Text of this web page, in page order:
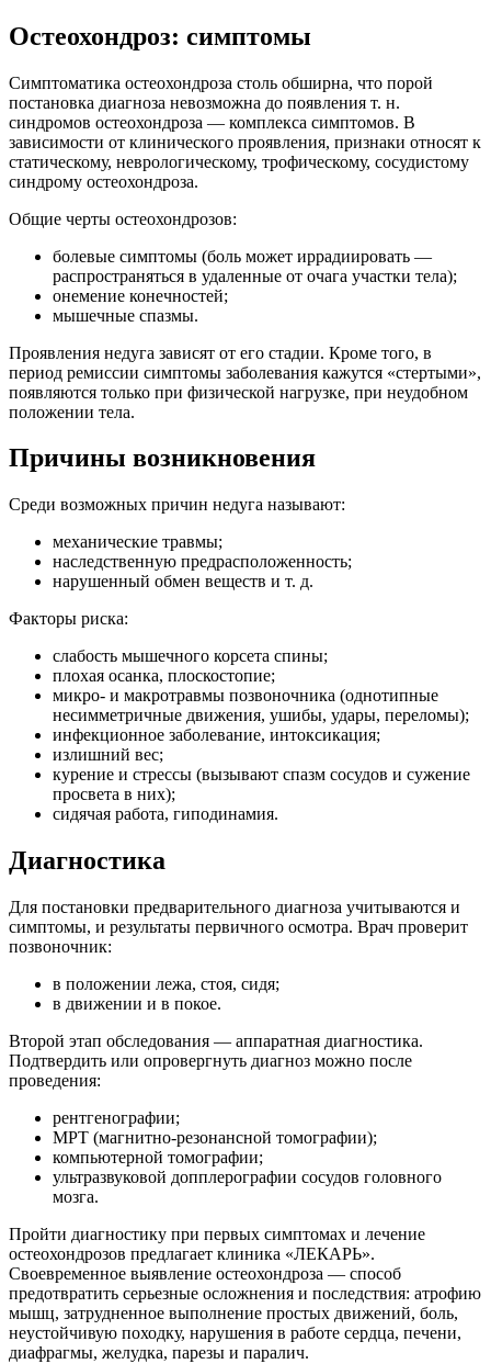
Остеохондроз: симптомы
Симптоматика остеохондроза столь обширна, что порой
постановка диагноза невозможна до появления т. н.
синдромов остеохондроза — комплекса симптомов. В
зависимости от клинического проявления, признаки относят к
статическому, неврологическому, трофическому, сосудистому
синдрому остеохондроза.
Общие черты остеохондрозов:
болевые симптомы (боль может иррадиировать —
распространяться в удаленные от очага участки тела);
онемение конечностей;
мышечные спазмы.
Проявления недуга зависят от его стадии. Кроме того, в
период ремиссии симптомы заболевания кажутся «стертыми»,
появляются только при физической нагрузке, при неудобном
положении тела.
Причины возникновения
Среди возможных причин недуга называют:
механические травмы;
наследственную предрасположенность;
нарушенный обмен веществ и т. д.
Факторы риска:
слабость мышечного корсета спины;
плохая осанка, плоскостопие;
микро- и макротравмы позвоночника (однотипные
несимметричные движения, ушибы, удары, переломы);
инфекционное заболевание, интоксикация;
излишний вес;
курение и стрессы (вызывают спазм сосудов и сужение
просвета в них);
сидячая работа, гиподинамия.
Диагностика
Для постановки предварительного диагноза учитываются и
симптомы, и результаты первичного осмотра. Врач проверит
позвоночник:
в положении лежа, стоя, сидя;
в движении и в покое.
Второй этап обследования — аппаратная диагностика.
Подтвердить или опровергнуть диагноз можно после
проведения:
рентгенографии;
МРТ (магнитно-резонансной томографии);
компьютерной томографии;
ультразвуковой допплерографии сосудов головного
мозга.
Пройти диагностику при первых симптомах и лечение
остеохондрозов предлагает клиника «ЛЕКАРЬ».
Своевременное выявление остеохондроза — способ
предотвратить серьезные осложнения и последствия: атрофию
мышц, затрудненное выполнение простых движений, боль,
неустойчивую походку, нарушения в работе сердца, печени,
диафрагмы, желудка, парезы и паралич.